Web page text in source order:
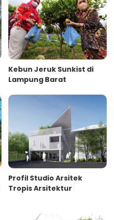
Kebun Jeruk Sunkist di
Lampung Barat
Profil Studio Arsitek
Tropis Arsitektur